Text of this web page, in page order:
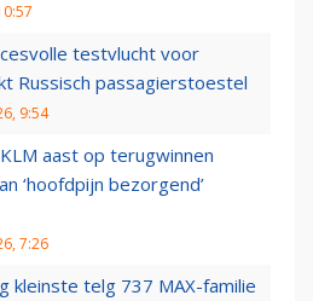
testvlucht voor
Russisch passagierstoestel
9:54
aast op terugwinnen
‘hoofdpijn bezorgend’
7:26
kleinste telg 737 MAX-familie